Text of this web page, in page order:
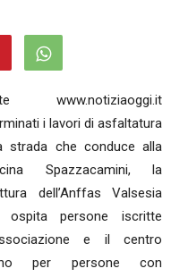
www.notiziaoggi.it
i lavori di asfaltatura
strada che conduce alla
Spazzacamini, la
dell’Anffas Valsesia
ospita persone iscritte
e il centro
per persone con